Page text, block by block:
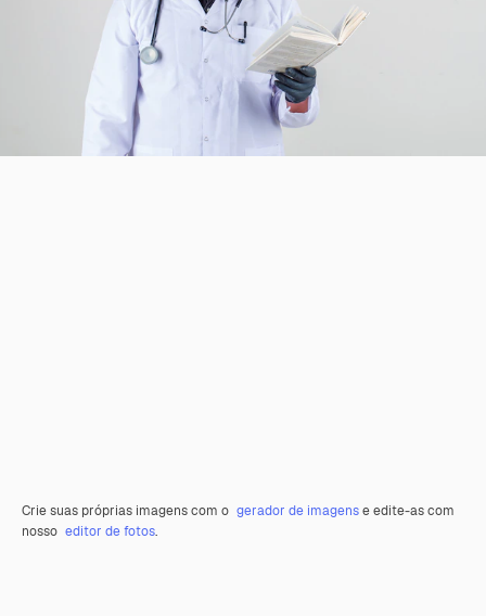
Crie suas próprias imagens com o gerador de imagense edite-as com
nosso editor de fotos.